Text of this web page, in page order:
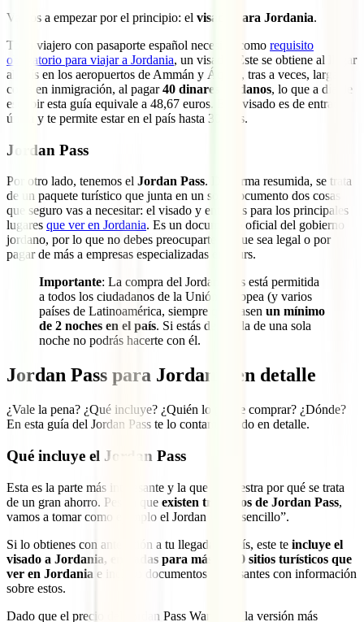
Vamos a empezar por el principio: el visado para Jordania.
Todo viajero con pasaporte español necesita, como requisito
obligatorio para viajar a Jordania, un visado. Este se obtiene al llegar
al país en los aeropuertos de Ammán y Áqaba, tras a veces, largas
colas en inmigración, al pagar40 dinares jordanos, lo que a día de
escribir esta guía equivale a 48,67 euros. Este visado es de entrada
única y te permite estar en el país hasta 30 días.
Jordan Pass
Por otro lado, tenemos el Jordan Pass. De forma resumida, se trata
de un paquete turístico que junta en un solo documento dos cosas
que seguro vas a necesitar: el visado y entradas para los principales
lugares que ver en Jordania. Es un documento oficial del gobierno
jordano, por lo que no debes preocuparte de que sea legal o por
pagar de más a empresas especializadas en tours.
Importante: La compra del Jordan Pass está permitida
a todos los ciudadanos de la Unión Europea (y varios
países de Latinoamérica, siempre que pasen un mínimo
de 2 noches en el país. Si estás de escala de una sola
noche no podrás hacerte con él.
Jordan Pass para Jordania en detalle
¿Vale la pena? ¿Qué incluye? ¿Quién lo puede comprar? ¿Dónde?
En esta guía del Jordan Pass te lo contamos todo en detalle.
Qué incluye el Jordan Pass
Esta es la parte más interesante y la que te muestra por qué se trata
de un gran ahorro. Pese a que existen tres tipos de Jordan Pass,
vamos a tomar como ejemplo el Jordan Pass “sencillo”.
Si lo obtienes con antelación a tu llegada al país, este te incluye el
visado a Jordania, entradas para más de 30 sitios turísticos que
ver en Jordania e incluso documentos interesantes con información
sobre estos.
Dado que el precio del Jordan Pass Wanderer, la versión más